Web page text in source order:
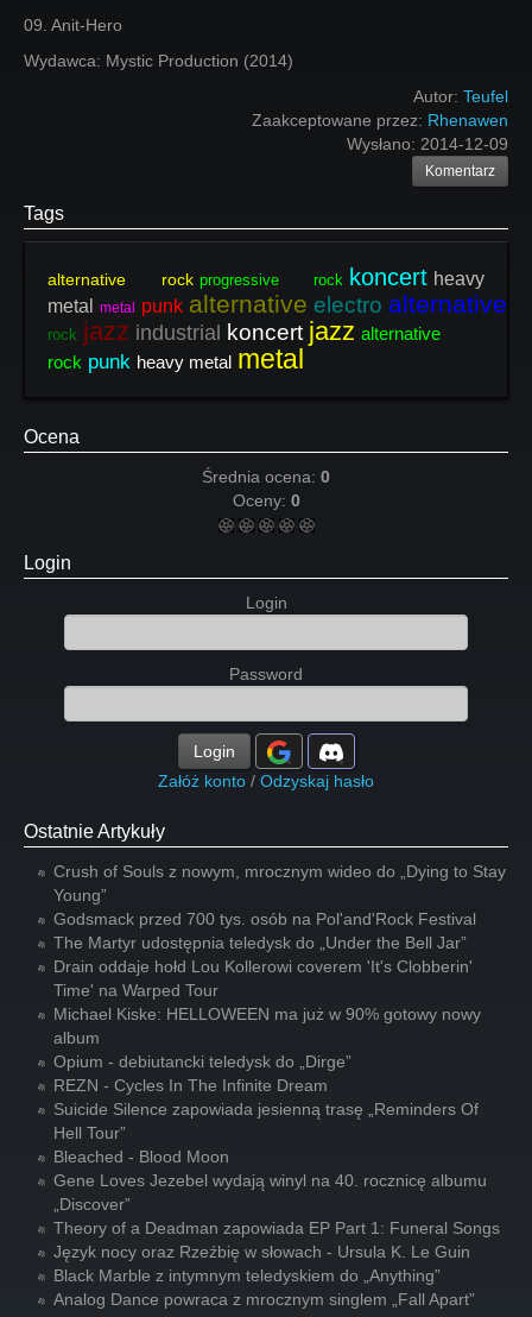
09. Anit-Hero
Wydawca: Mystic Production (2014)
Autor: Teufel
Zaakceptowane przez: Rhenawen
Wysłano: 2014-12-09
Komentarz
Tags
alternative rock progressive rock koncert heavy
metal
metal punk alternative electro alternative
rock jazz industrial koncert jazz alternative
rock punk heavy metal metal
Ocena
Średnia ocena: 0
Oceny: 0
Login
Login
Password
Login
Załóż konto / Odzyskaj hasło
Ostatnie Artykuły
Crush of Souls z nowym, mrocznym wideo do „Dying to Stay
Young”
Godsmack przed 700 tys. osób na Pol'and'Rock Festival
The Martyr udostępnia teledysk do „Under the Bell Jar”
Drain oddaje hołd Lou Kollerowi coverem 'It's Clobberin'
Time' na Warped Tour
Michael Kiske: HELLOWEEN ma już w 90% gotowy nowy
album
Opium - debiutancki teledysk do „Dirge”
REZN - Cycles In The Infinite Dream
Suicide Silence zapowiada jesienną trasę „Reminders Of
Hell Tour”
Bleached - Blood Moon
Gene Loves Jezebel wydają winyl na 40. rocznicę albumu
„Discover”
Theory of a Deadman zapowiada EP Part 1: Funeral Songs
Język nocy oraz Rzeźbię w słowach - Ursula K. Le Guin
Black Marble z intymnym teledyskiem do „Anything”
Analog Dance powraca z mrocznym singlem „Fall Apart”